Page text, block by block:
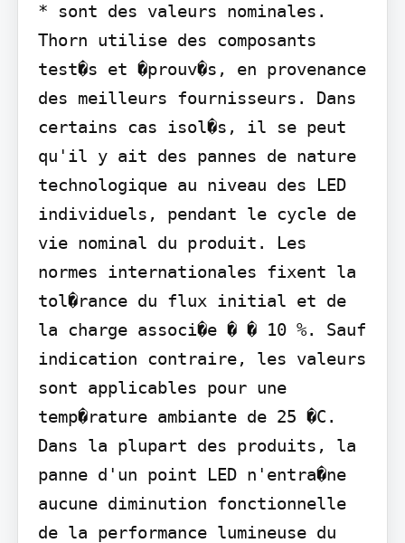
* sont des valeurs nominales.
Thorn utilise des composants
test�s et �prouv�s, en provenance
des meilleurs fournisseurs. Dans
certains cas isol�s, il se peut
qu'il y ait des pannes de nature
technologique au niveau des LED
individuels, pendant le cycle de
vie nominal du produit. Les
normes internationales fixent la
tol�rance du flux initial et de
la charge associ�e � � 10 %. Sauf
indication contraire, les valeurs
sont applicables pour une
temp�rature ambiante de 25 �C.
Dans la plupart des produits, la
panne d'un point LED n'entra�ne
aucune diminution fonctionnelle
de la performance lumineuse du